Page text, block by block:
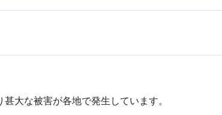
大な被害が各地で発生しています。